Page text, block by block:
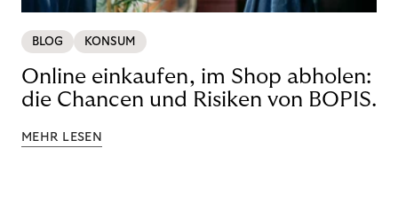
BLOG KONSUM
Online einkaufen, im Shop abholen:
die Chancen und Risiken von BOPIS.
MEHR LESEN